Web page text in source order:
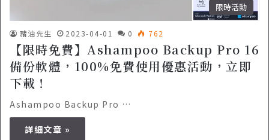
限時活動
豬油先生 2023-04-01 0 762
【限時免費】Ashampoo Backup Pro 16
備份軟體，100%免費使用優惠活動，立即
下載！
Ashampoo Backup Pro …
詳細文章 »